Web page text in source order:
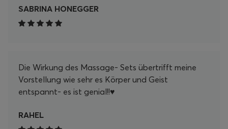
SABRINA HONEGGER
Die Wirkung des Massage- Sets übertrifft meine
Vorstellung wie sehr es Körper und Geist
entspannt- es ist genial!!♥️
RAHEL